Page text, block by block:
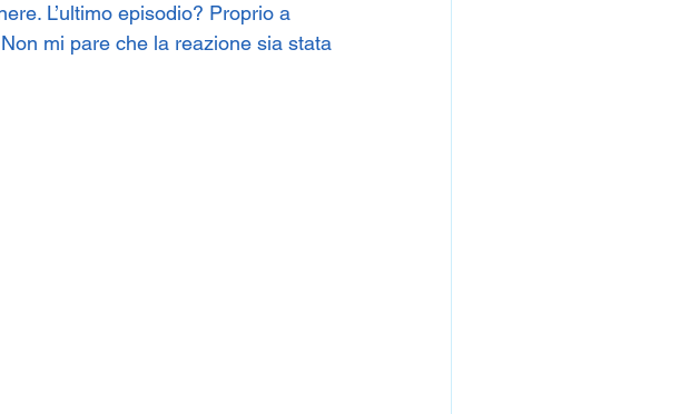
L’ultimo episodio? Proprio a
mi pare che la reazione sia stata